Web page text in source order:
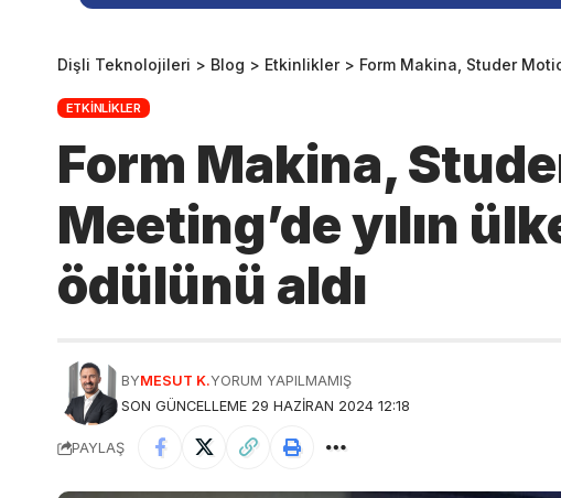
Dişli Teknolojileri > Blog > Etkinlikler> Form Makina, Studer
ETKINLIKLER
Form Makina,
Meeting’de yılın
ödülünü aldı
SON GÜNCELLEME 29 HAZIRAN 2024 12:18
BYMESUT K.YORUM YAPILMAMIŞ
PAYLAŞ